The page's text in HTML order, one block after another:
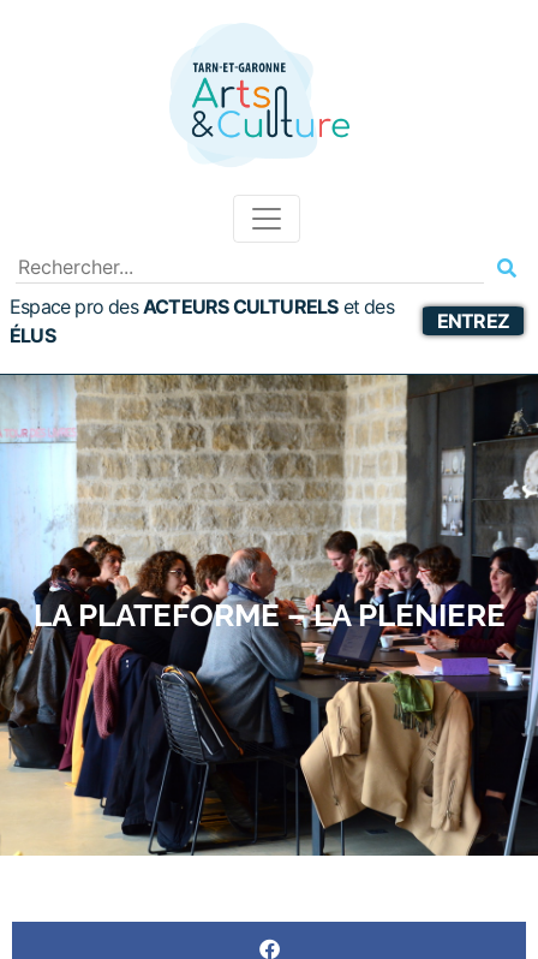
Espace pro desACTEURS CULTURELS etdes
ÉLUS
ENTREZ
LA PLATEFORME – LA PLENIERE